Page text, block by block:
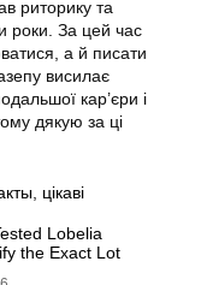
риторику та
роки. За цей час
а й писати
висилає
кар’єри і
дякую за ці
цікаві
Lobelia
the Exact Lot